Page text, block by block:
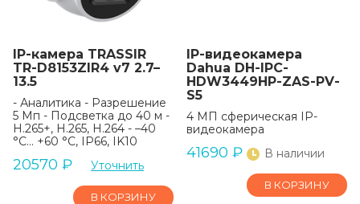
IP-камера TRASSIR
TR-D8153ZIR4 v7 2.7–
13.5
- Аналитика - Разрешение
5 Мп - Подсветка до 40 м -
H.265+, H.265, H.264 - –40
°C... +60 °C, IP66, IK10
20570 ₽ Уточнить
В КОРЗИНУ
IP-видеокамера
Dahua DH-IPC-
HDW3449HP-ZAS-PV-
S5
4 МП сферическая IP-
видеокамера
41690 ₽ В наличии
В КОРЗИНУ